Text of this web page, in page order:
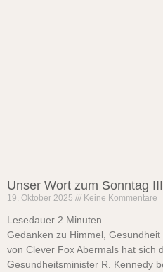
Unser Wort zum Sonntag III
19. Oktober 2025 Keine Kommentare
Lesedauer 2 Minuten
Gedanken zu Himmel,
von Clever Fox Abermals hat sich
Gesundheitsminister R. Kennedy